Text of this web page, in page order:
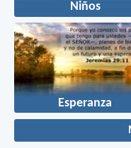
Niños
Esperanza